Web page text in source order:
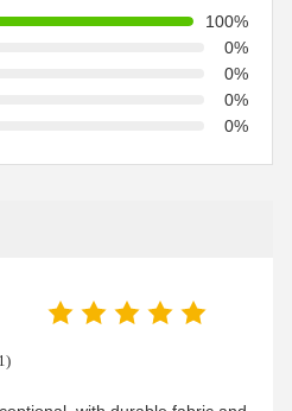
100%
0%
0%
0%
0%